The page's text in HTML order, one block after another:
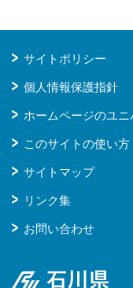
サイトポリシー
個人情報保護指針
ホームページのユ
このサイトの使い方
サイトマップ
リンク集
お問い合わせ
石川県